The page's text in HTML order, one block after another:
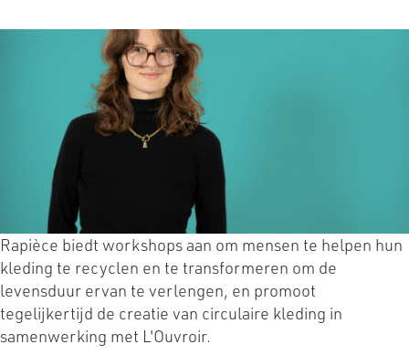
Rapièce biedt workshops aan om mensen te helpen hun
kleding te recyclen en te transformeren om de
levensduur ervan te verlengen, en promoot
tegelijkertijd de creatie van circulaire kleding in
samenwerking met L'Ouvroir.